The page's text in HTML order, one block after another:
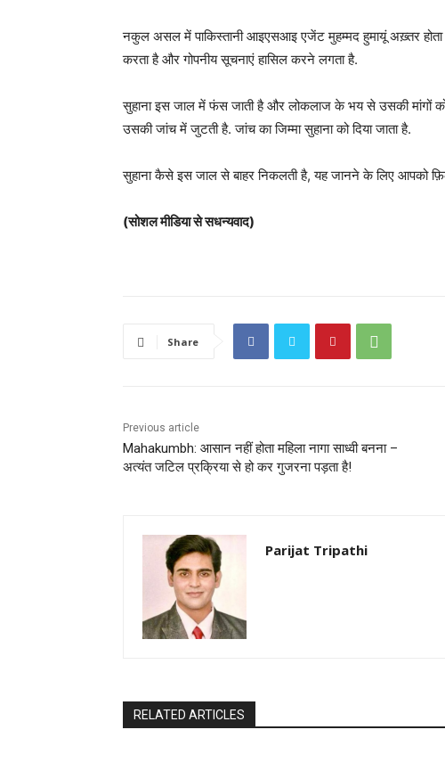
नकुल असल में पाकिस्तानी आइएसआइ एजेंट मुहम्मद हुमायूं अख़्तर
करता है और गोपनीय सूचनाएं हासिल करने लगता है.
सुहाना इस जाल में फंस जाती है और लोकलाज के भय से उसकी मांगों को
उसकी जांच में जुटती है. जांच का जिम्मा सुहाना को दिया जाता है.
सुहाना कैसे इस जाल से बाहर निकलती है, यह जानने के लिए आपको
(सोशल मीडिया से सधन्यवाद)
Share
Previous article
Mahakumbh: आसान नहीं होता महिला नागा साध्वी बनना –
अत्यंत जटिल प्रक्रिया से हो कर गुजरना पड़ता है!
Parijat Tripathi
RELATED ARTICLES